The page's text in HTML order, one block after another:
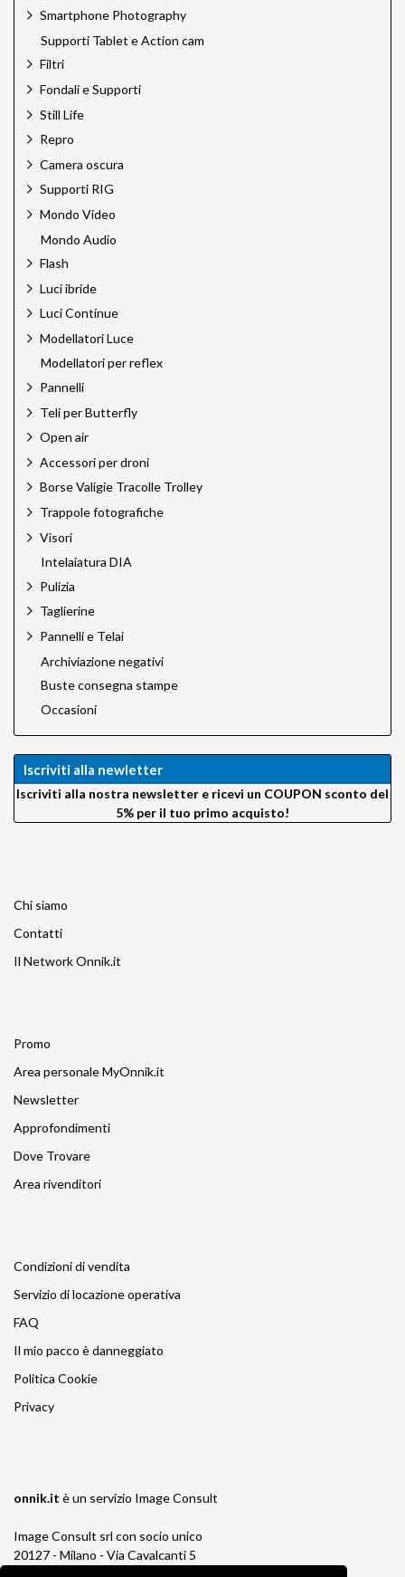
Smartphone Photography
Supporti Tablet e Action cam
Filtri
Fondali e Supporti
Still Life
Repro
Camera oscura
Supporti RIG
Mondo Video
Mondo Audio
Flash
Luci ibride
Luci Continue
Modellatori Luce
Modellatori per reflex
Pannelli
Teli per Butterfly
Open air
Accessori per droni
Borse Valigie Tracolle Trolley
Trappole fotografiche
Visori
Intelaiatura DIA
Pulizia
Taglierine
Pannelli e Telai
Archiviazione negativi
Buste consegna stampe
Occasioni
Iscriviti alla newletter
Iscriviti alla nostra newsletter e ricevi un COUPON sconto del
5% per il tuo primo acquisto!
Chi siamo
Contatti
Il Network Onnik.it
Promo
Area personale MyOnnik.it
Newsletter
Approfondimenti
Dove Trovare
Area rivenditori
Condizioni di vendita
Servizio di locazione operativa
FAQ
Il mio pacco è danneggiato
Politica Cookie
Privacy
onnik.it è un servizio Image Consult
Image Consult srl con socio unico
20127 - Milano - Via Cavalcanti 5